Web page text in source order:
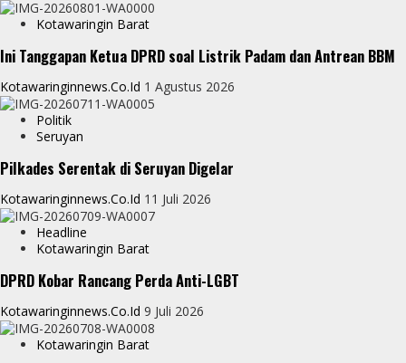
Kotawaringin Barat
Ini Tanggapan Ketua DPRD soal Listrik Padam dan Antrean BBM
Kotawaringinnews.co.id 1 Agustus 2026
Politik
Seruyan
Pilkades Serentak di Seruyan Digelar
Kotawaringinnews.co.id 11 Juli 2026
Headline
Kotawaringin Barat
DPRD Kobar Rancang Perda Anti-LGBT
Kotawaringinnews.co.id 9 Juli 2026
Kotawaringin Barat